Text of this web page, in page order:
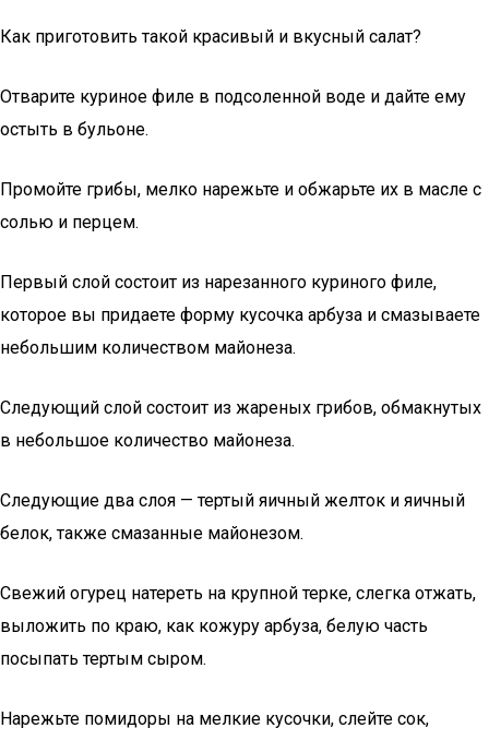
Как приготовить такой красивый и вкусный салат?
Отварите куриное филе в подсоленной воде и дайте ему
остыть в бульоне.
Промойте грибы, мелко нарежьте и обжарьте их в масле с
солью и перцем.
Первый слой состоит из нарезанного куриного филе,
которое вы придаете форму кусочка арбуза и смазываете
небольшим количеством майонеза.
Следующий слой состоит из жареных грибов, обмакнутых
в небольшое количество майонеза.
Следующие два слоя — тертый яичный желток и яичный
белок, также смазанные майонезом.
Свежий огурец натереть на крупной терке, слегка отжать,
выложить по краю, как кожуру арбуза, белую часть
посыпать тертым сыром.
Нарежьте помидоры на мелкие кусочки, слейте сок,